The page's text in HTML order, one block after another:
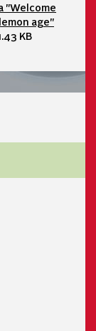
"Welcome
age"
KB